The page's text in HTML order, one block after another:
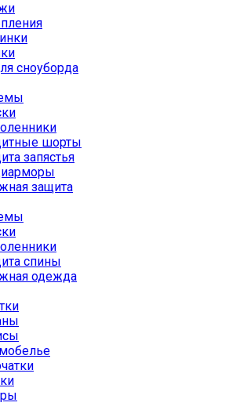
сноуборда
шорты
запястья
защита
спины
одежда